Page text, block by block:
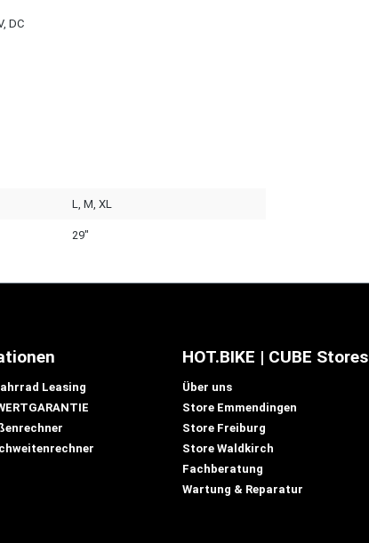
DC
L, M, XL
29"
Leasing
HOT.BIKE | CUBE Stores
Über uns
Store Emmendingen
Store Freiburg
Store Waldkirch
Fachberatung
Wartung & Reparatur